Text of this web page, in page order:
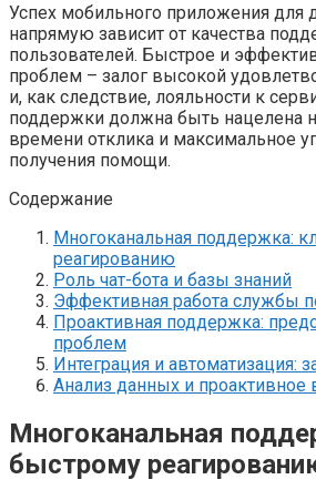
Успех мобильного приложения для
напрямую зависит от качества
пользователей. Быстрое и
проблем – залог высокой
и, как следствие, лояльности к
поддержки должна быть нацелена
времени отклика и максимальное
получения помощи.
Содержание
Многоканальная поддержка:
реагированию
Роль чат-бота и базы знаний
Эффективная работа службы
Проактивная поддержка:
проблем
Интеграция и автоматизация:
Анализ данных и проактивное
Многоканальная
быстрому